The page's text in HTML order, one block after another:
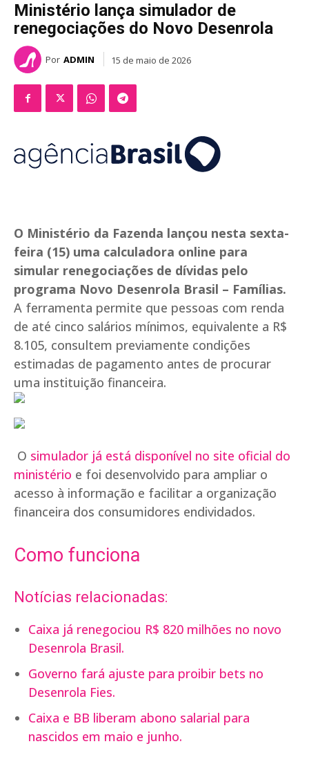
Ministério lança simulador de
renegociações do Novo Desenrola
Por ADMIN 15 de maio de 2026
O Ministério da Fazenda lançou nesta sexta-
feira (15) uma calculadora online para
simular renegociações de dívidas pelo
programa Novo Desenrola Brasil – Famílias.
A ferramenta permite que pessoas com renda
de até cinco salários mínimos, equivalente a R$
8.105, consultem previamente condições
estimadas de pagamento antes de procurar
uma instituição financeira.
O simulador já está disponível no site oficial do
ministério e foi desenvolvido para ampliar o
acesso à informação e facilitar a organização
financeira dos consumidores endividados.
Como funciona
Notícias relacionadas:
Caixa já renegociou R$ 820 milhões no novo
Desenrola Brasil.
Governo fará ajuste para proibir bets no
Desenrola Fies.
Caixa e BB liberam abono salarial para
nascidos em maio e junho.